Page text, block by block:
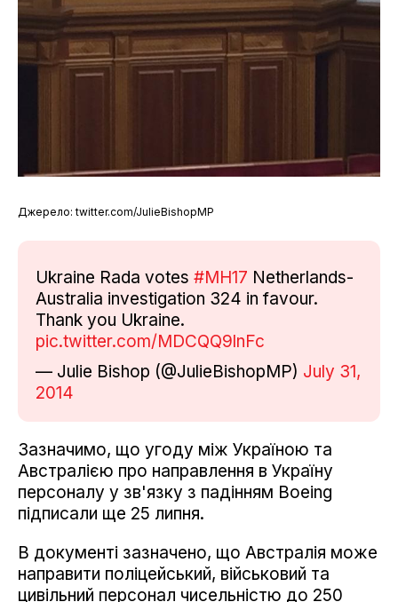
Джерело: twitter.com/JulieBishopMP
Ukraine Rada votes #MH17 Netherlands-
Australia investigation 324 in favour.
Thank you Ukraine.
pic.twitter.com/MDCQQ9lnFc
— Julie Bishop (@JulieBishopMP) July 31,
2014
Зазначимо, що угоду між Україною та
Австралією про направлення в Україну
персоналу у зв'язку з падінням Boeing
підписали ще 25 липня.
В документі зазначено, що Австралія може
направити поліцейський, військовий та
цивільний персонал чисельністю до 250